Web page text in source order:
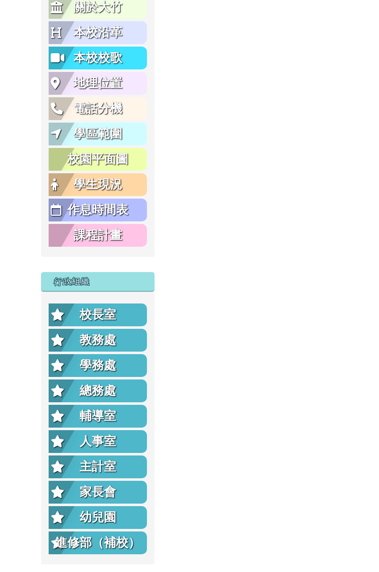
關於大竹
本校沿革
本校校歌
地理位置
電話分機
學區範圍
校園平面圖
學生現況
作息時間表
課程計畫
行政組織
校長室
教務處
學務處
總務處
輔導室
人事室
主計室
家長會
幼兒園
進修部（補校）